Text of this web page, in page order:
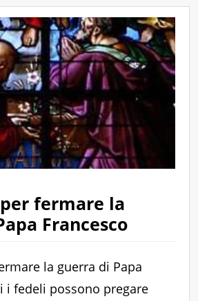
fermare la
Francesco
la guerra di Papa
i fedeli possono pregare